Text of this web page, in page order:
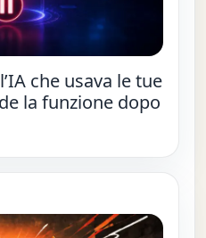
che usava le tue
la funzione dopo